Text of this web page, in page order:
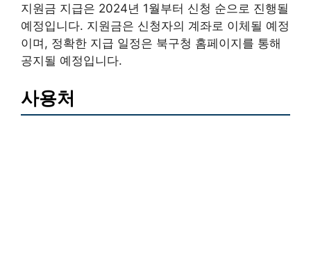
지원금 지급은 2024년 1월부터 신청 순으로 진행될
예정입니다. 지원금은 신청자의 계좌로 이체될 예정
이며, 정확한 지급 일정은 북구청 홈페이지를 통해
공지될 예정입니다.
사용처